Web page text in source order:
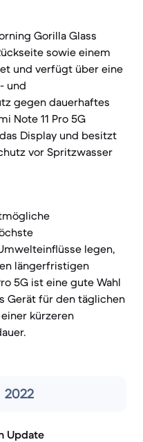
Gorilla Glass
sowie einem
und verfügt über eine
und
gegen dauerhaftes
Note 11 Pro 5G
Display und besitzt
vor Spritzwasser
legen,
längerfristigen
5G ist eine gute Wahl
Gerät für den täglichen
kürzeren
2022
Update